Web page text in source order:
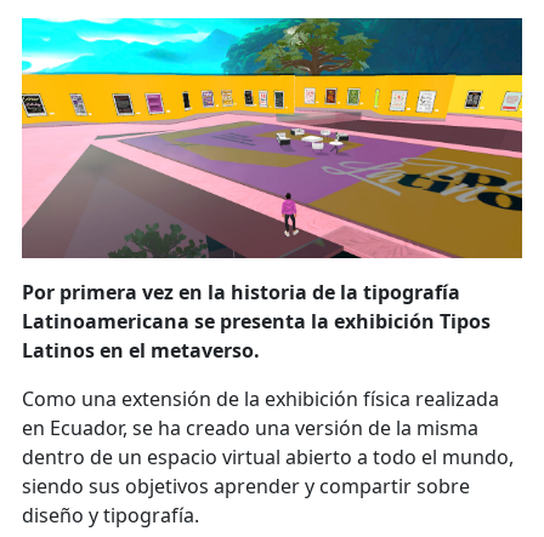
Por primera vez en la historia de la tipografía
Latinoamericana se presenta la exhibición Tipos
Latinos en el metaverso.
Como una extensión de la exhibición física realizada
en Ecuador, se ha creado una versión de la misma
dentro de un espacio virtual abierto a todo el mundo,
siendo sus objetivos aprender y compartir sobre
diseño y tipografía.